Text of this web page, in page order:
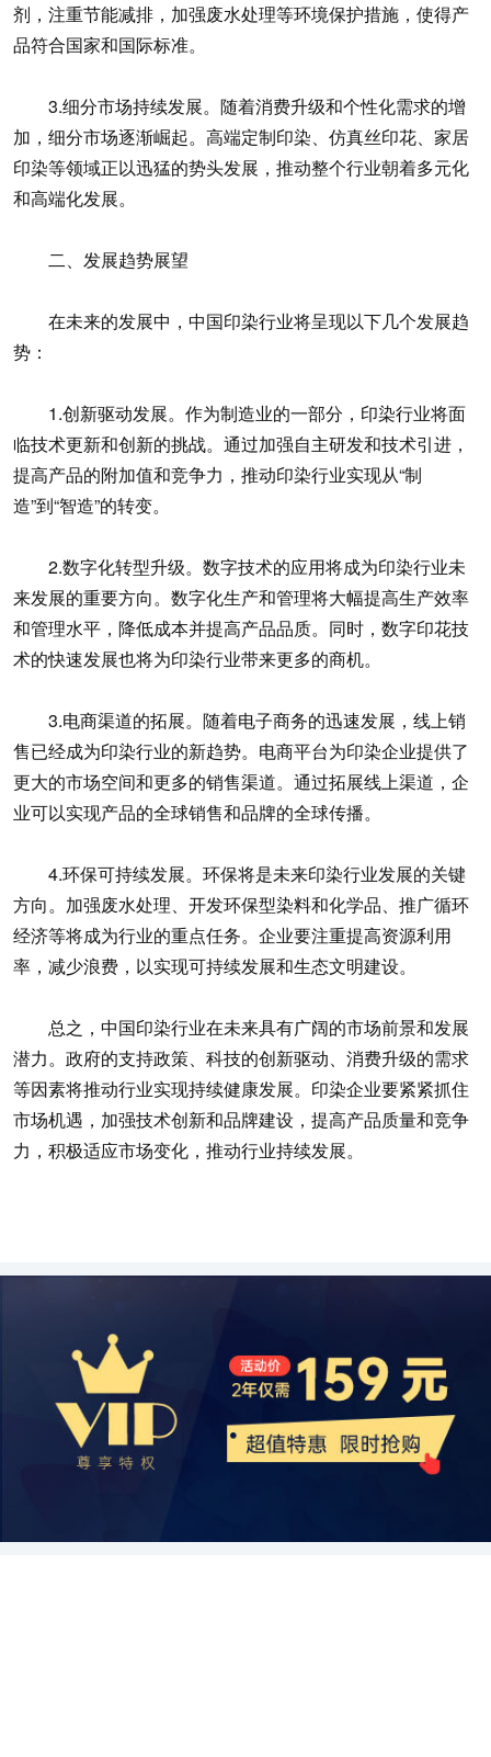
剂，注重节能减排，加强废水处理等环境保护措施，使得产
品符合国家和国际标准。
3.细分市场持续发展。随着消费升级和个性化需求的增
加，细分市场逐渐崛起。高端定制印染、仿真丝印花、家居
印染等领域正以迅猛的势头发展，推动整个行业朝着多元化
和高端化发展。
二、发展趋势展望
在未来的发展中，中国印染行业将呈现以下几个发展趋
势：
1.创新驱动发展。作为制造业的一部分，印染行业将面
临技术更新和创新的挑战。通过加强自主研发和技术引进，
提高产品的附加值和竞争力，推动印染行业实现从“制
造”到“智造”的转变。
2.数字化转型升级。数字技术的应用将成为印染行业未
来发展的重要方向。数字化生产和管理将大幅提高生产效率
和管理水平，降低成本并提高产品品质。同时，数字印花技
术的快速发展也将为印染行业带来更多的商机。
3.电商渠道的拓展。随着电子商务的迅速发展，线上销
售已经成为印染行业的新趋势。电商平台为印染企业提供了
更大的市场空间和更多的销售渠道。通过拓展线上渠道，企
业可以实现产品的全球销售和品牌的全球传播。
4.环保可持续发展。环保将是未来印染行业发展的关键
方向。加强废水处理、开发环保型染料和化学品、推广循环
经济等将成为行业的重点任务。企业要注重提高资源利用
率，减少浪费，以实现可持续发展和生态文明建设。
总之，中国印染行业在未来具有广阔的市场前景和发展
潜力。政府的支持政策、科技的创新驱动、消费升级的需求
等因素将推动行业实现持续健康发展。印染企业要紧紧抓住
市场机遇，加强技术创新和品牌建设，提高产品质量和竞争
力，积极适应市场变化，推动行业持续发展。